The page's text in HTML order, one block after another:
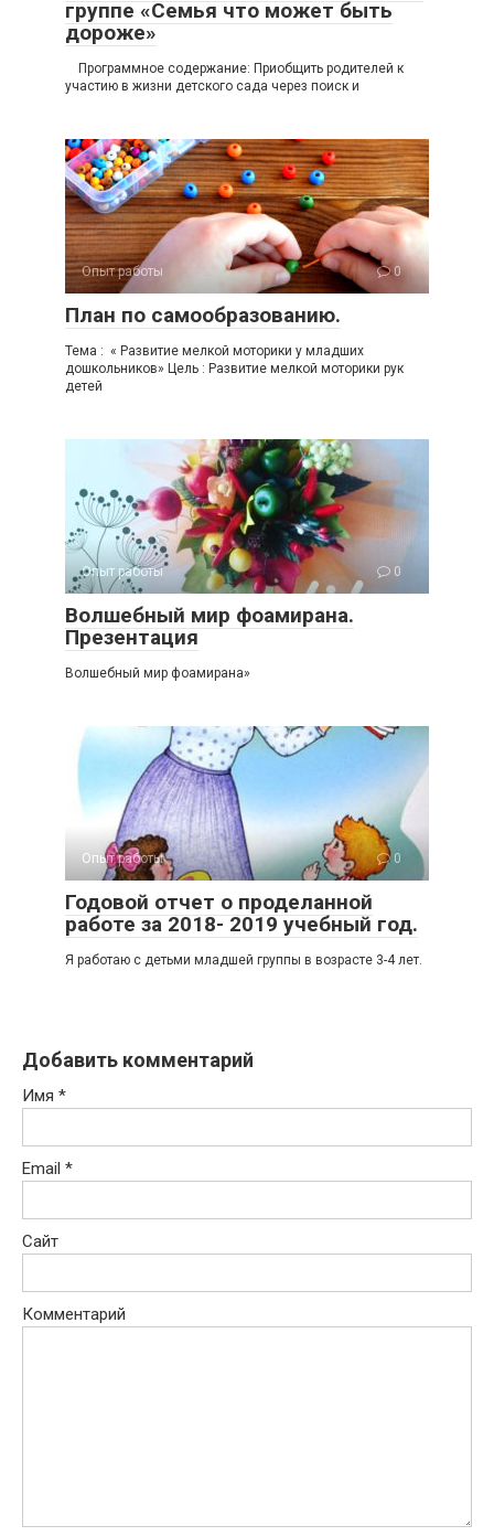
группе «Семья что может быть
дороже»
Программное содержание: Приобщить родителей к
участию в жизни детского сада через поиск и
Опыт работы 0
План по самообразованию.
Тема : « Развитие мелкой моторики у младших
дошкольников» Цель : Развитие мелкой моторики рук
детей
Опыт работы 0
Волшебный мир фоамирана.
Презентация
Волшебный мир фоамирана»
Опыт работы 0
Годовой отчет о проделанной
работе за 2018- 2019 учебный год.
Я работаю с детьми младшей группы в возрасте 3-4 лет.
Добавить комментарий
Имя *
Email *
Сайт
Комментарий